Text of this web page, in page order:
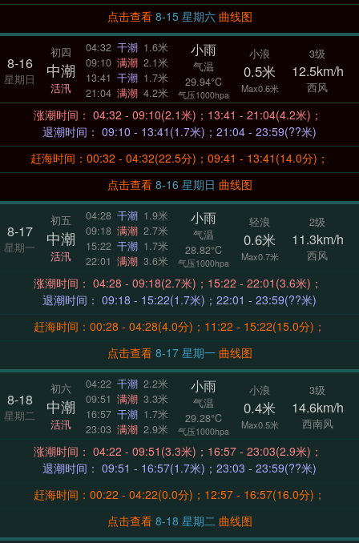
点击查看
8-15 星期六 曲线图
8-16
星期日
初四
中潮
活汛
04:32 干潮 1.6米
09:10 满潮 2.1米
13:41 干潮 1.7米
21:04 满潮 4.2米
小雨
气温
29.94°C
气压1000hpa
小浪
0.5米
Max0.6米
3级
12.5km/h
西风
涨潮时间： 04:32 - 09:10(2.1米)；13:41 - 21:04(4.2米)；
退潮时间： 09:10 - 13:41(1.7米)；21:04 - 23:59(??米)
赶海时间：00:32 - 04:32(22.5分)；09:41 - 13:41(14.0分)；
点击查看
8-16 星期日 曲线图
8-17
星期一
初五
中潮
活汛
04:28 干潮 1.9米
09:18 满潮 2.7米
15:22 干潮 1.7米
22:01 满潮 3.6米
小雨
气温
28.82°C
气压1000hpa
轻浪
0.6米
Max0.7米
2级
11.3km/h
西风
涨潮时间： 04:28 - 09:18(2.7米)；15:22 - 22:01(3.6米)；
退潮时间： 09:18 - 15:22(1.7米)；22:01 - 23:59(??米)
赶海时间：00:28 - 04:28(4.0分)；11:22 - 15:22(15.0分)；
点击查看
8-17 星期一 曲线图
8-18
星期二
初六
中潮
活汛
04:22 干潮 2.2米
09:51 满潮 3.3米
16:57 干潮 1.7米
23:03 满潮 2.9米
小雨
气温
29.28°C
气压1000hpa
小浪
0.4米
Max0.5米
3级
14.6km/h
西南风
涨潮时间： 04:22 - 09:51(3.3米)；16:57 - 23:03(2.9米)；
退潮时间： 09:51 - 16:57(1.7米)；23:03 - 23:59(??米)
赶海时间：00:22 - 04:22(0.0分)；12:57 - 16:57(16.0分)；
点击查看
8-18 星期二 曲线图